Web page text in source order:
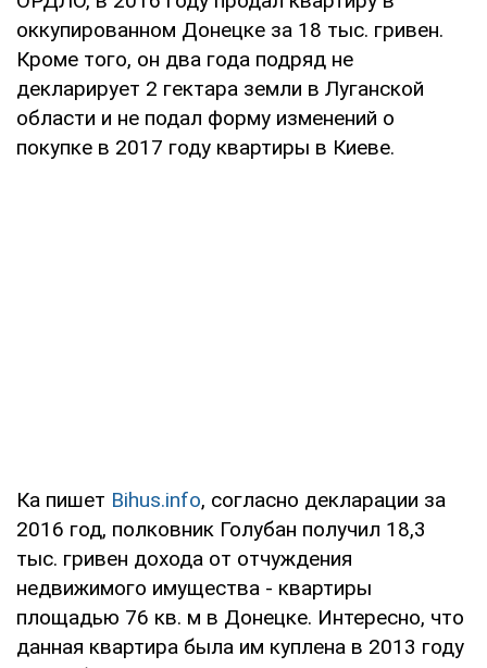
оккупированном Донецке за 18 тыс. гривен.
Кроме того, он два года подряд не
декларирует 2 гектара земли в Луганской
области и не подал форму изменений о
покупке в 2017 году квартиры в Киеве.
Ка пишет Bihus.info, согласно декларации за
2016 год, полковник Голубан получил 18,3
тыс. гривен дохода от отчуждения
недвижимого имущества - квартиры
площадью 76 кв. м в Донецке. Интересно, что
данная квартира была им куплена в 2013 году